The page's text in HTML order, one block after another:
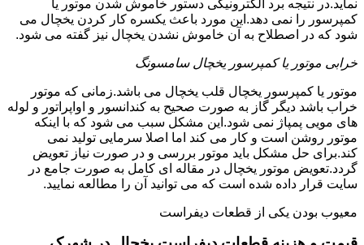
نماید.در نتیجه برد الکترونیکی دستور خاموش شدن موتور یا
کمپرسور را نمی دهد.این مورد باعث یکسره کار کردن یخچال می
شود که در اصطلاح به آن خاموش نشدن یخچال نیز گفته می شود.
خرابی موتور یا کمپرسور یخچال سامسونگ
موتور یا کمپرسور یخچال قلب یخچال می باشد.زمانی که موتور
خراب باشد دیگر گاز به صورت صحیح به کندانسور و اواپراتور و لوله
های مویی پمپاژ نمی شود.این مشکل سبب می شود که با اینکه
موتور روشن است و کار می کند اما اصلا سرمایی تولید نمی
کند.برای حل مشکل باید موتور بررسی و در صورت نیاز تعویض
گردد.تعویض موتور یخچال در مقاله ای کامل به صورت جامع در
سایت قرار داده شده است که می توانید آن را مطالعه نمایید.
معیوب بودن یکی از قطعات دیفراست